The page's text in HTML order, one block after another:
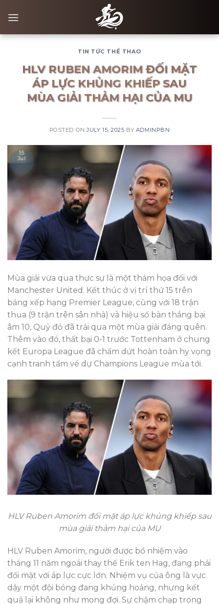
TIN TỨC THỂ THAO
HLV RUBEN AMORIM ĐỐI MẶT
ÁP LỰC KHỦNG KHIẾP SAU
MÙA GIẢI THẢM HẠI CỦA MU
POSTED ONJULY 15, 2025 BY ADMINPBN
15
Jul
Mùa giải vừa qua thực sự là một thảm họa đối với
Manchester United. Kết thúc ở vị trí thứ 15 trên
bảng xếp hạng Premier League, cùng với 18 trận
thua (9 trận trên sân nhà) và hiệu số bàn thắng bại
âm 10, Quỷ đỏ đã trải qua một mùa giải đáng quên.
Thêm vào đó, thất bại 0-1 trước Tottenham ở chung
kết Europa League đã chấm dứt hoàn toàn hy vọng
cạnh tranh tấm vé dự Champions League mùa tới.
HLV Ruben Amorim đối mặt áp lực khủng khiếp sau
mùa giải thảm hại của MU
HLV Ruben Amorim, người được bổ nhiệm vào
tháng 11 năm ngoái thay thế Erik ten Hag, đang phải
đối mặt với áp lực cực lớn. Nhiệm vụ của ông là vực
dậy một đội bóng đang khủng hoảng, nhưng kết
quả lại không như mong đợi. Sự chậm chạp trong